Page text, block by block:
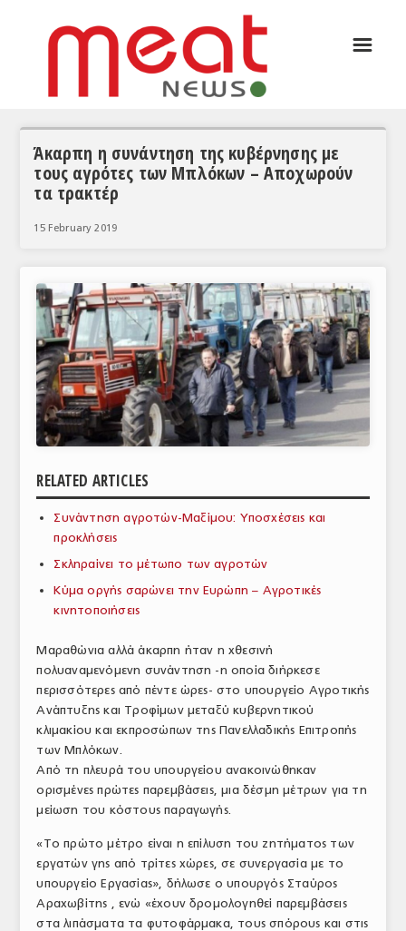
ΣΥΝΕΝΤΕΥΞΕΙΣ
ΚΟΣΜΟΣ
ΕΙΔΗΣΕΙΣ
ΕΥΡΩΠΑΪΚΕΣ ΑΠΟΦΑΣΕΙΣ
ΘΕΜΑΤΑ
ΑΝΑΛΥΣΕΙΣ
ΣΦΑΓΕΙΑ
ΕΞΟΠΛΙΣΜΟΣ
ΥΠΗΡΕΣΙΕΣ
ΕΜΠΟΡΙΚΟΙ ΑΝΤΙΠΡΟΣΩΠΟΙ
ΝΟΜΟΘΕΣΙΑ
ΕΥΡΩΠΑΪΚΗ ΝΟΜΟΘΕΣΙΑ
Profile
ΑΡΧΕΙΟ ΤΕΥΧΩΝ
☰
Άκαρπη η συνάντηση της κυβέρνησης με
τους αγρότες των Μπλόκων – Αποχωρούν
τα τρακτέρ
15 February 2019
RELATED ARTICLES
Συνάντηση αγροτών-Μαξίμου: Υποσχέσεις και
προκλήσεις
Σκληραίνει το μέτωπο των αγροτών
Κύμα οργής σαρώνει την Ευρώπη – Αγροτικές
κινητοποιήσεις
Μαραθώνια αλλά άκαρπη ήταν η χθεσινή
πολυαναμενόμενη συνάντηση -η οποία διήρκεσε
περισσότερες από πέντε ώρες- στο υπουργείο Αγροτικής
Ανάπτυξης και Τροφίμων μεταξύ κυβερνητικού
κλιμακίου και εκπροσώπων της Πανελλαδικής Επιτροπής
των Μπλόκων.
Από τη πλευρά του υπουργείου ανακοινώθηκαν
ορισμένες πρώτες παρεμβάσεις, μια δέσμη μέτρων για τη
μείωση του κόστους παραγωγής.
«Το πρώτο μέτρο είναι η επίλυση του ζητήματος των
εργατών γης από τρίτες χώρες, σε συνεργασία με το
υπουργείο Εργασίας», δήλωσε ο υπουργός Σταύρος
Αραχωβίτης , ενώ «έχουν δρομολογηθεί παρεμβάσεις
στα λιπάσματα τα φυτοφάρμακα, τους σπόρους και στις